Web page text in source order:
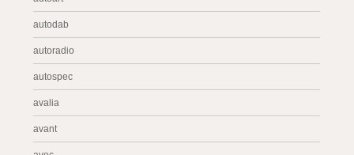
autodab
autoradio
autospec
avalia
avant